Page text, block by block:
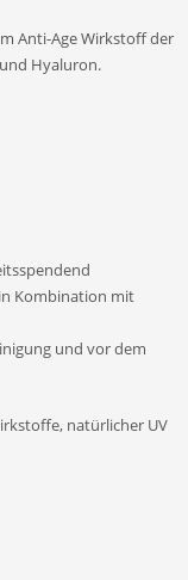
Anti-Age Wirkstoff der
Hyaluron.
Kombination mit
und vor dem
natürlicher UV